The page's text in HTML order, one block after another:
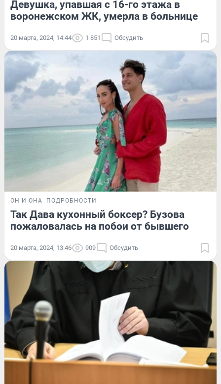
Девушка, упавшая с 16-го этажа в
воронежском ЖК, умерла в больнице
20 марта, 2024, 14:44 1 851 Обсудить
ОН И ОНА ПОДРОБНОСТИ
Так Дава кухонный боксер? Бузова
пожаловалась на побои от бывшего
20 марта, 2024, 13:46 909 Обсудить